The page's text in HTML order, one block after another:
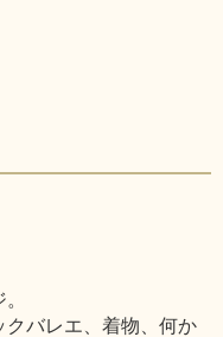
バレエ、着物、何か